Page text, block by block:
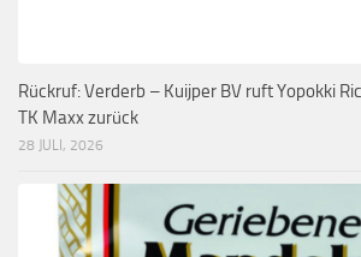
Rückruf: Verderb – Kuijper BV ruft Yopokki
TK Maxx zurück
28 JULI, 2026